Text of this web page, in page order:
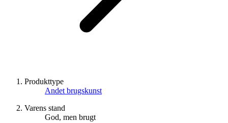
Produkttype
Andet brugskunst
Varens stand
God, men brugt